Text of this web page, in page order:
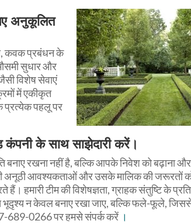
अनुकूलित
कवक प्रबंधन के
सुधार और
विशेष सेवाएं
में एकीकृत
प्रत्येक पहलू पर
कंपनी के साथ साझेदारी करें।
बनाए रखना नहीं है, बल्कि आपके निवेश को बढ़ाना और
अनूठी आवश्यकताओं और उसके मालिक की जरूरतों
हमारी टीम की विशेषज्ञता, ग्राहक संतुष्टि के प्रति
भूदृश्य न केवल बनाए रखा जाए, बल्कि फले-फूले,
689-0266 पर हमसे संपर्क करें ।